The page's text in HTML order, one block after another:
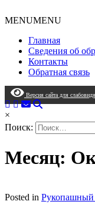
MENUMENU
Главная
Сведения об
Контакты
Обратная связь
Версия сайта для
×
Поиск:
Месяц:
Posted in Рукопашный